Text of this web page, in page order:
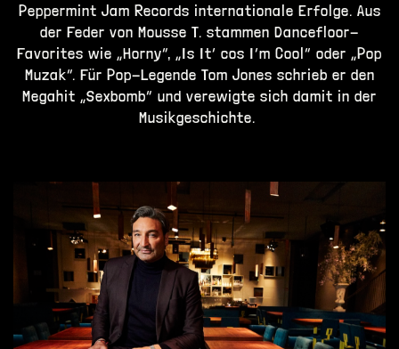
Peppermint Jam Records internationale Erfolge. Aus
der Feder von Mousse T. stammen Dancefloor-
Favorites wie „Horny“, „Is It’ cos I’m Cool“ oder „Pop
Muzak“. Für Pop-Legende Tom Jones schrieb er den
Megahit „Sexbomb“ und verewigte sich damit in der
Musikgeschichte.